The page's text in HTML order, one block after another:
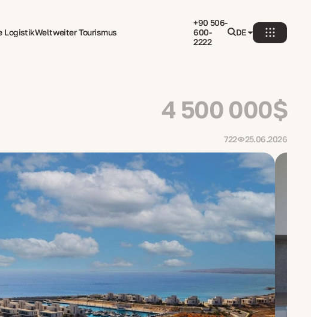
LogistikWeltweiter Tourismus
+90 506-
600-
2222
DE
4 500 000$
722 25.06.2026